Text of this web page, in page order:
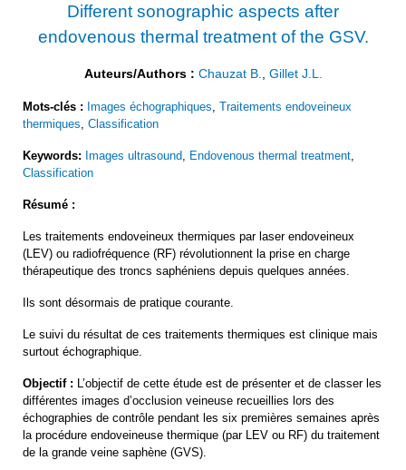
Different sonographic aspects after
endovenous thermal treatment of the GSV.
Auteurs/Authors : Chauzat B. Gillet J.L.
Mots-clés : Images échographiques Traitements endoveineux
thermiques Classification
Keywords: Images ultrasound Endovenous thermal treatment
Classification
Résumé :
Les traitements endoveineux thermiques par laser endoveineux
(LEV) ou radiofréquence (RF) révolutionnent la prise en charge
thérapeutique des troncs saphéniens depuis quelques années.
Ils sont désormais de pratique courante.
Le suivi du résultat de ces traitements thermiques est clinique mais
surtout échographique.
Objectif : L’objectif de cette étude est de présenter et de classer les
différentes images d’occlusion veineuse recueillies lors des
échographies de contrôle pendant les six premières semaines après
la procédure endoveineuse thermique (par LEV ou RF) du traitement
de la grande veine saphène (GVS).